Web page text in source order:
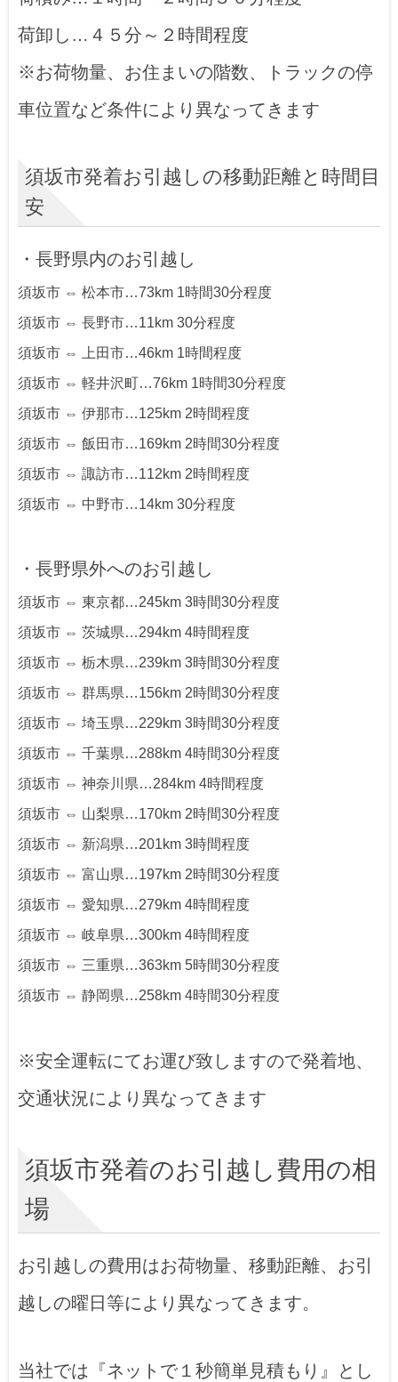
荷卸し…４５分～２時間程度
※お荷物量、お住まいの階数、トラックの停
車位置など条件により異なってきます
須坂市発着お引越しの移動距離と時間目
安
・長野県内のお引越し
須坂市 ⇔ 松本市…73km 1時間30分程度
須坂市 ⇔ 長野市…11km 30分程度
須坂市 ⇔ 上田市…46km 1時間程度
須坂市 ⇔ 軽井沢町…76km 1時間30分程度
須坂市 ⇔ 伊那市…125km 2時間程度
須坂市 ⇔ 飯田市…169km 2時間30分程度
須坂市 ⇔ 諏訪市…112km 2時間程度
須坂市 ⇔ 中野市…14km 30分程度
・長野県外へのお引越し
須坂市 ⇔ 東京都…245km 3時間30分程度
須坂市 ⇔ 茨城県…294km 4時間程度
須坂市 ⇔ 栃木県…239km 3時間30分程度
須坂市 ⇔ 群馬県…156km 2時間30分程度
須坂市 ⇔ 埼玉県…229km 3時間30分程度
須坂市 ⇔ 千葉県…288km 4時間30分程度
須坂市 ⇔ 神奈川県…284km 4時間程度
須坂市 ⇔ 山梨県…170km 2時間30分程度
須坂市 ⇔ 新潟県…201km 3時間程度
須坂市 ⇔ 富山県…197km 2時間30分程度
須坂市 ⇔ 愛知県…279km 4時間程度
須坂市 ⇔ 岐阜県…300km 4時間程度
須坂市 ⇔ 三重県…363km 5時間30分程度
須坂市 ⇔ 静岡県…258km 4時間30分程度
※安全運転にてお運び致しますので発着地、
交通状況により異なってきます
須坂市発着のお引越し費用の相
場
お引越しの費用はお荷物量、移動距離、お引
越しの曜日等により異なってきます。
当社では『ネットで１秒簡単見積もり』とし